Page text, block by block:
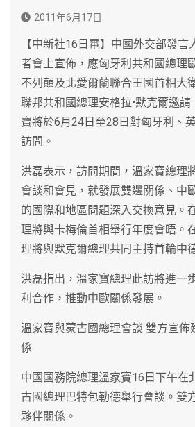
2011年6月17日
【中新社16日電】中國外交部發
者會上宣佈，應匈牙利共和國總理
不列顛及北愛爾蘭聯合王國首相大
聯邦共和國總理安格拉•默克爾邀
寶將於6月24日至28日對匈牙利、
訪問。
洪磊表示，訪問期間，溫家寶總理
會談和會見，就發展雙邊關係、中
的國際和地區問題深入交換意見。
理將與卡梅倫首相舉行年度會晤。
理將與默克爾總理共同主持首輪中
洪磊指出，溫家寶總理此訪將進一
利合作，推動中歐關係發展。
溫家寶與蒙古國總理會談 雙方宣佈
係
中國國務院總理溫家寶16日下午在
古國總理巴特包勒德舉行會談。雙
夥伴關係。